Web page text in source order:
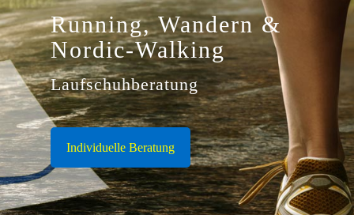
Running, Wandern &
Nordic-Walking
Laufschuhberatung
Individuelle Beratung